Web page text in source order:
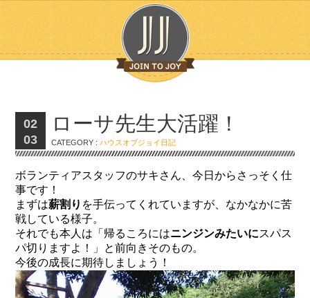
02
03
ローサ先生大活躍！
CATEGORY :ハウスオブジョイ日記
ボランティアスタッフのサキさん、今日からさっそく仕
事です！
まずは薪割り を手伝ってくれていますが、なかなかに苦
戦している様子。
それでも本人は「帰るころにはニンジンみたいにスパス
パ切りますよ！」と前向きそのもの。
今後の成長に期待しましょう！